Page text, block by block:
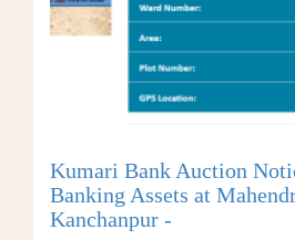
Kumari Bank Auction
Banking Assets at
Kanchanpur -